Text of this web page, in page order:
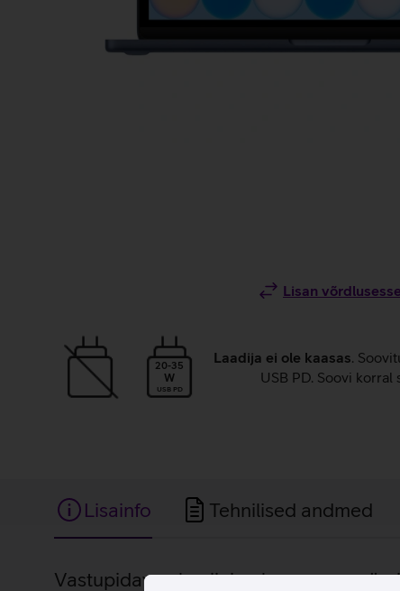
Lisan võrdlusesse
20-35
W
USB PD
Laadija ei ole kaasas.
USB PD. Soovi korral
Lisainfo Tehnilised andmed
Vastupidava alumiiniumkorpusega